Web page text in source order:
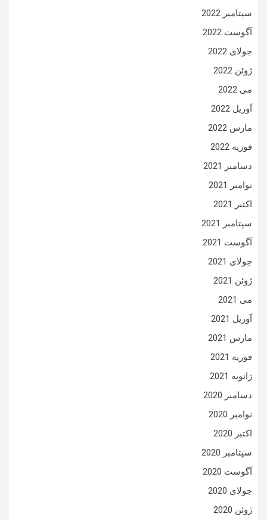
سپتامبر 2022
آگوست 2022
جولای 2022
ژوئن 2022
می 2022
آوریل 2022
مارس 2022
فوریه 2022
دسامبر 2021
نوامبر 2021
اکتبر 2021
سپتامبر 2021
آگوست 2021
جولای 2021
ژوئن 2021
می 2021
آوریل 2021
مارس 2021
فوریه 2021
ژانویه 2021
دسامبر 2020
نوامبر 2020
اکتبر 2020
سپتامبر 2020
آگوست 2020
جولای 2020
ژوئن 2020